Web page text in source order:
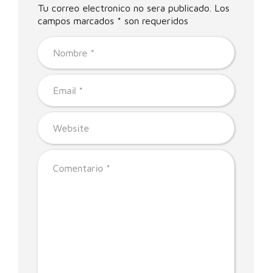
Tu correo electronico no sera publicado. Los
campos marcados * son requeridos